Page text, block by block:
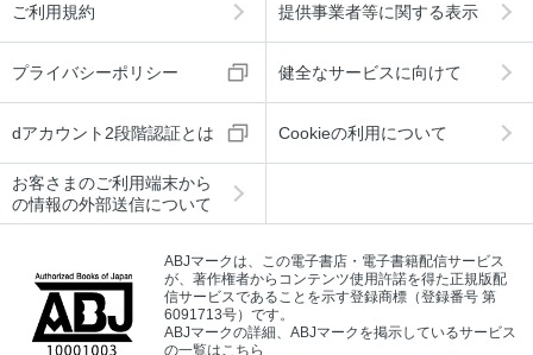
ご利用規約 提供事業者等に関する表示
プライバシーポリシー 健全なサービスに向けて
dアカウント2段階認証とは Cookieの利用について
お客さまのご利用端末から
の情報の外部送信について
ABJマークは、この電子書店・電子書籍配信サービス
が、著作権者からコンテンツ使用許諾を得た正規版配
信サービスであることを示す登録商標（登録番号 第
6091713号）です。
ABJマークの詳細、ABJマークを掲示しているサービス
の一覧はこちら